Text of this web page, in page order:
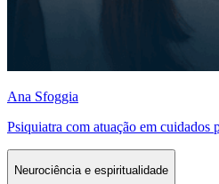
Ana Sfoggia
Psiquiatra com atuação em cuidados
Neurociência e espiritualidade